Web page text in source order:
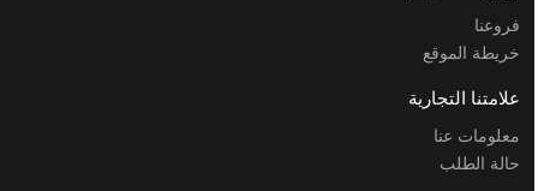
فروعنا
خريطة الموقع
علامتنا التجارية
معلومات عنا
حالة الطلب